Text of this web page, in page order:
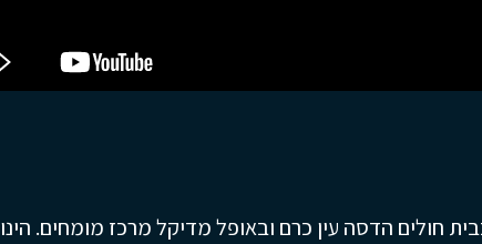
חולים הדסה עין כרם ובאופל מדיקל מרכז מומחים. הינו